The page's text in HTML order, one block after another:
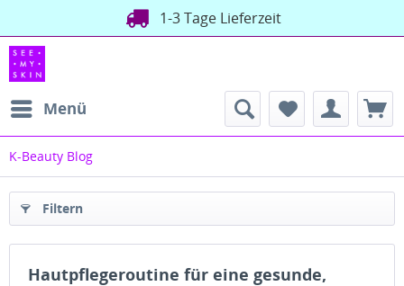
1-3 Tage Lieferzeit
Menü
K-Beauty Blog
Filtern
Hautpflegeroutine für eine gesunde,